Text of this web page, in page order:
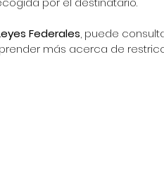
Federales, puede
más acerca de